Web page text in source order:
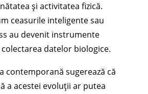
și activitatea fizică.
ceasurile inteligente sau
au devenit instrumente
datelor biologice.
contemporană sugerează că
a acestei evoluții ar putea